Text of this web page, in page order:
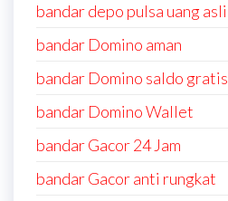
bandar depo pulsa uang asli
bandar Domino aman
bandar Domino saldo gratis
bandar Domino Wallet
bandar Gacor 24 Jam
bandar Gacor anti rungkat